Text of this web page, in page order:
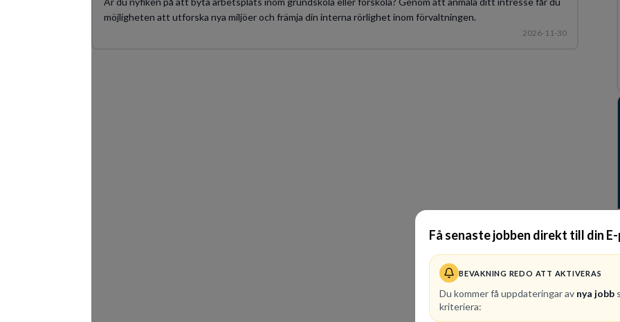
Få senaste jobben direkt till din
BEVAKNING REDO ATT AKTIVERAS
Du kommer få uppdateringar av nya jobb
kriteriera:
möjligheten att utforska nya miljöer och främja din interna rörlighet inom förvaltningen.
2026-11-30